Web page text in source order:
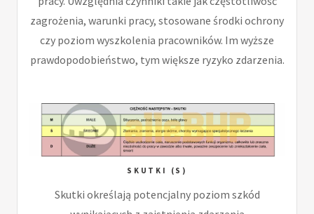
zagrożenia, warunki pracy, stosowane środki ochrony
czy poziom wyszkolenia pracowników. Im wyższe
prawdopodobieństwo, tym większe ryzyko zdarzenia.
SKUTKI (S)
Skutki określają potencjalny poziom szkód